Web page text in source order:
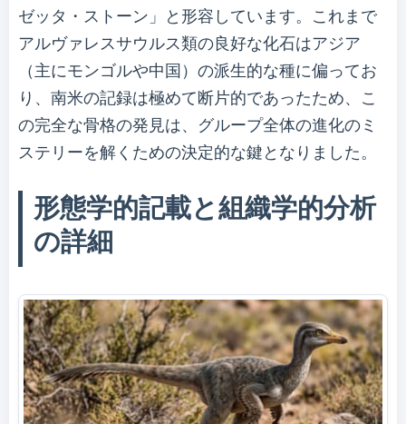
ゼッタ・ストーン」と形容しています。これまで
アルヴァレスサウルス類の良好な化石はアジア
（主にモンゴルや中国）の派生的な種に偏ってお
り、南米の記録は極めて断片的であったため、こ
の完全な骨格の発見は、グループ全体の進化のミ
ステリーを解くための決定的な鍵となりました。
形態学的記載と組織学的分析
の詳細